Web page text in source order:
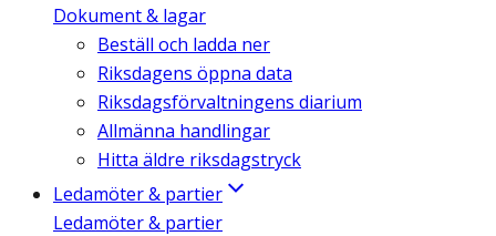
Dokument & lagar
Beställ och ladda ner
Riksdagens öppna data
Riksdagsförvaltningens diarium
Allmänna handlingar
Hitta äldre riksdagstryck
Ledamöter & partier
Ledamöter & partier